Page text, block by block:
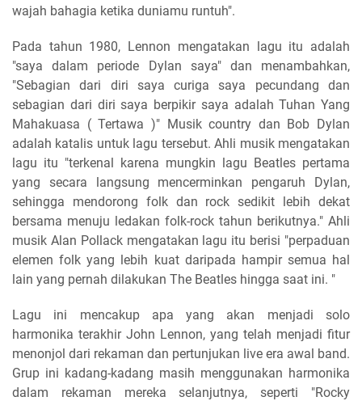
wajah bahagia ketika duniamu runtuh".
Pada tahun 1980, Lennon mengatakan lagu itu adalah
"saya dalam periode Dylan saya" dan menambahkan,
"Sebagian dari diri saya curiga saya pecundang dan
sebagian dari diri saya berpikir saya adalah Tuhan Yang
Mahakuasa ( Tertawa )" Musik country dan Bob Dylan
adalah katalis untuk lagu tersebut. Ahli musik mengatakan
lagu itu "terkenal karena mungkin lagu Beatles pertama
yang secara langsung mencerminkan pengaruh Dylan,
sehingga mendorong folk dan rock sedikit lebih dekat
bersama menuju ledakan folk-rock tahun berikutnya." Ahli
musik Alan Pollack mengatakan lagu itu berisi "perpaduan
elemen folk yang lebih kuat daripada hampir semua hal
lain yang pernah dilakukan The Beatles hingga saat ini. "
Lagu ini mencakup apa yang akan menjadi solo
harmonika terakhir John Lennon, yang telah menjadi fitur
menonjol dari rekaman dan pertunjukan live era awal band.
Grup ini kadang-kadang masih menggunakan harmonika
dalam rekaman mereka selanjutnya, seperti "Rocky